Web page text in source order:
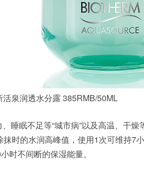
泉润透水分露 385RMB/50ML
睡眠不足等“城市病”以及高温、干
时的水润高峰值，使用1次可维持7
时不间断的保湿能量。